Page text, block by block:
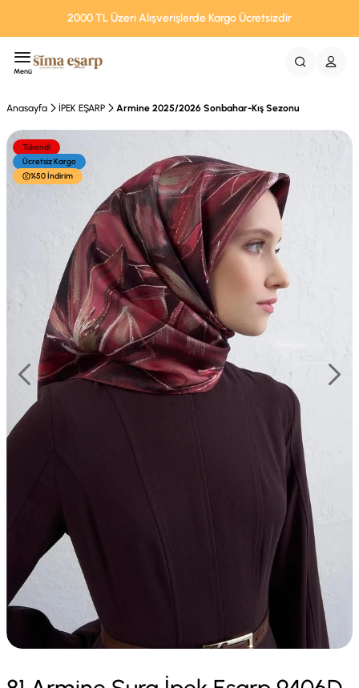
2000 TL Üzeri Alışverişlerde Kargo Ücretsizdir
Menü
Anasayfa İPEK EŞARP Armine 2025/2026 Sonbahar-Kış Sezonu
Tükendi
Ücretsiz Kargo
%50 İndirim